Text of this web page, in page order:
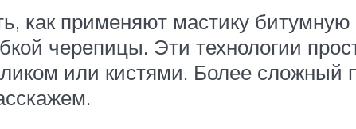
как применяют мастику
черепицы. Эти технологии
или кистями. Более сложный